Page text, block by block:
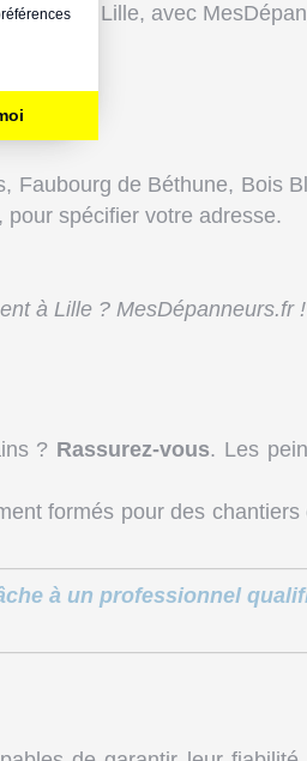
à Lille, avec
de Béthune, Bois
spécifier votre adresse.
à Lille ? MesDépanneurs.fr !
? Rassurez-vous. Les
formés pour des chantiers
à un professionnel